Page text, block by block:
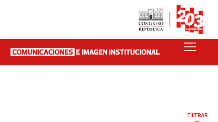
FILTRAR